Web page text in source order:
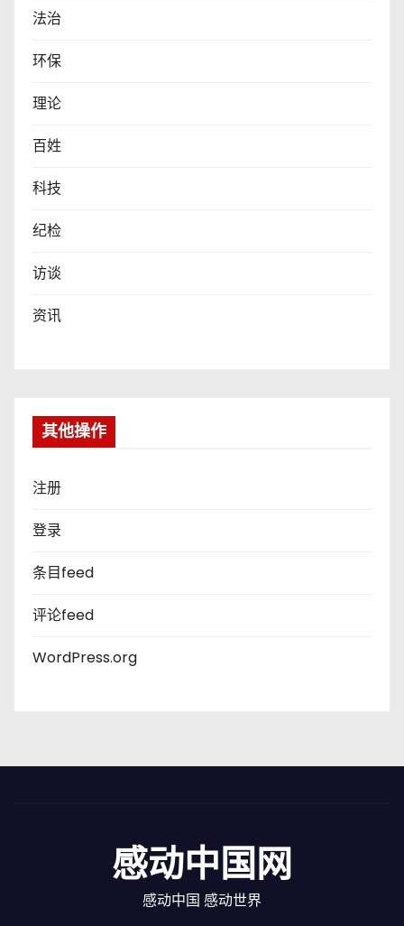
法治
环保
理论
百姓
科技
纪检
访谈
资讯
其他操作
注册
登录
条目feed
评论feed
WordPress.org
感动中国网
感动中国 感动世界